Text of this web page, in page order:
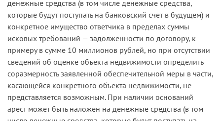
денежные средства (в том числе денежные средства,
которые будут поступать на банковский счет в будущем) и
конкретное имущество ответчика в пределах суммы
исковых требований — задолженности по договору, к
примеру в сумме 10 миллионов рублей, но при отсутствии
сведений об оценке объекта недвижимости определить
соразмерность заявленной обеспечи­тельной меры в части,
касающейся конкретного объекта недви­жимости, не
представляется возможным. При наличии оснований
арест может быть наложен на денежные средства (в том